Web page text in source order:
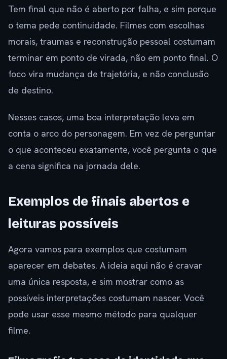
Tem final que não é aberto por falha, e sim porque
o tema pede continuidade. Filmes com escolhas
morais, traumas e reconstrução pessoal costumam
terminar em ponto de virada, não em ponto final. O
foco vira mudança de trajetória, e não conclusão
de destino.
Nesses casos, uma boa interpretação leva em
conta o arco do personagem. Em vez de perguntar
o que aconteceu exatamente, você pergunta o que
a cena significa na jornada dele.
Exemplos de finais abertos e
leituras possíveis
Agora vamos para exemplos que costumam
aparecer em debates. A ideia aqui não é cravar
uma única resposta, e sim mostrar como as
possíveis interpretações costumam nascer. Você
pode usar esse mesmo método para qualquer
filme.